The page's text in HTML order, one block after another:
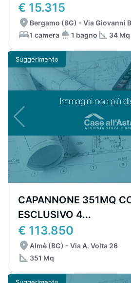
€ 15.315
Bergamo (BG) - Via Giovanni
1 camera
1 bagno 34 Mq
Suggerimento
CAPANNONE 351MQ
ESCLUSIVO 4...
€ 113.850
Almè (BG) - Via A. Volta 26
351 Mq